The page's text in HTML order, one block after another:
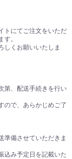
トにてご注文をいただ
す。
しくお願いいたしま
第、配送手続きを行い
ので、あらかじめご了
準備させていただきま
込み予定日を記載いた